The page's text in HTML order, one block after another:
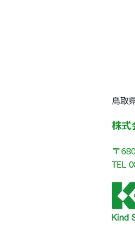
鳥取
株式
〒
TEL